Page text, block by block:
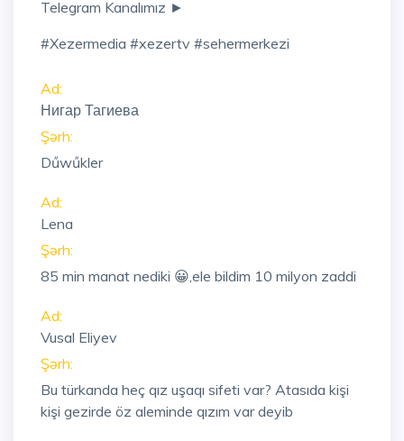
Telegram Kanalımız ►
#xezermedia #xezertv #sehermerkezi
Ad:
Нигар Тагиева
Şərh:
Dűwűkler
Ad:
Lena
Şərh:
85 min manat nediki 😀,ele bildim 10 milyon zaddi
Ad:
Vusal Eliyev
Şərh:
Bu türkanda heç qız uşaqı sifeti var? Atasıda kişi
kişi gezirde öz aleminde qızım var deyib